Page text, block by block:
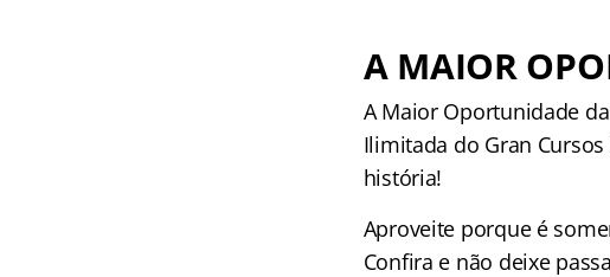
A MAIOR
A Maior Oportunidade
Ilimitada do Gran
história!
Aproveite porque é
Confira e não deixe